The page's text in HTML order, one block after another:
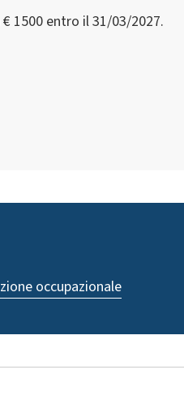
1500 entro il 31/03/2027.
occupazionale